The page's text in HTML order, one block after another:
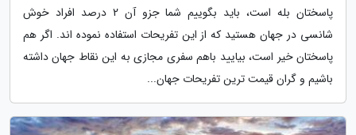
پاسختان بله است، باید بگوییم شما جزو آن 2 درصد افراد خوش
شانسی در جهان هستید که از این تفریحات استفاده نموده اند. اگر هم
پاسختان خیر است، بیایید باهم سفری مجازی به این نقاط جهان داشته
باشیم و گران قیمت ترین تفریحات جهان...